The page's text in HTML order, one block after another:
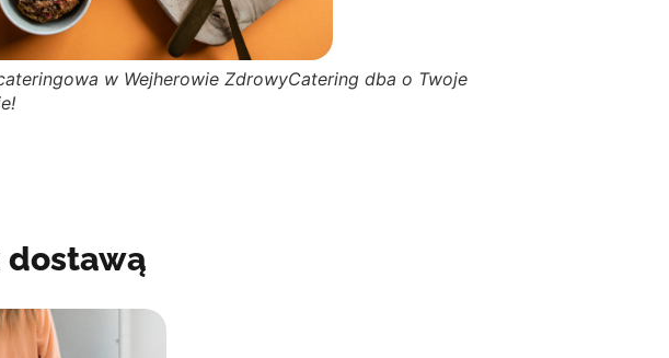
w Wejherowie ZdrowyCatering dba o Twoje
dostawą